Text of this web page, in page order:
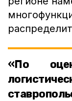
«По